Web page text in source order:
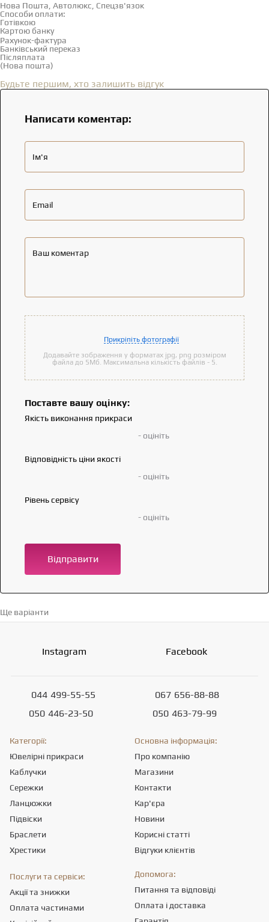
Нова Пошта, Автолюкс, Спецзв'язок
Способи оплати:
Готівкою
Картою банку
Рахунок-фактура
Банківський переказ
Післяплата
(Нова пошта)
Будьте першим, хто залишить відгук
Написати коментар:
Ім'я
Email
Ваш коментар
Прикріпіть фотографії
Додавайте зображення у форматах jpg, png розміром
файла до 5Мб. Максимальна кількість файлів - 5.
Поставте вашу оцінку:
Якість виконання прикраси
- оцініть
Відповідність ціни якості
- оцініть
Рівень сервісу
- оцініть
Відправити
Ще варіанти
Instagram Facebook
044 499-55-55
050 446-23-50
067 656-88-88
050 463-79-99
Категорії:
Ювелірні прикраси
Каблучки
Сережки
Ланцюжки
Підвіски
Браслети
Хрестики
Основна інформація:
Про компанію
Магазини
Контакти
Кар'єра
Новини
Корисні статті
Відгуки клієнтів
Послуги та сервіси:
Акції та знижки
Оплата частинами
Допомога:
Питання та відповіді
Оплата і доставка